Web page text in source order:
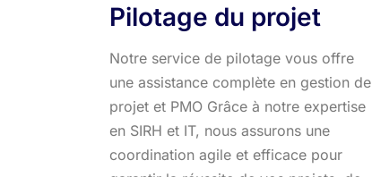
Pilotage du projet
Notre service de pilotage vous offre
une assistance complète en gestion de
projet et PMO Grâce à notre expertise
en SIRH et IT, nous assurons une
coordination agile et efficace pour